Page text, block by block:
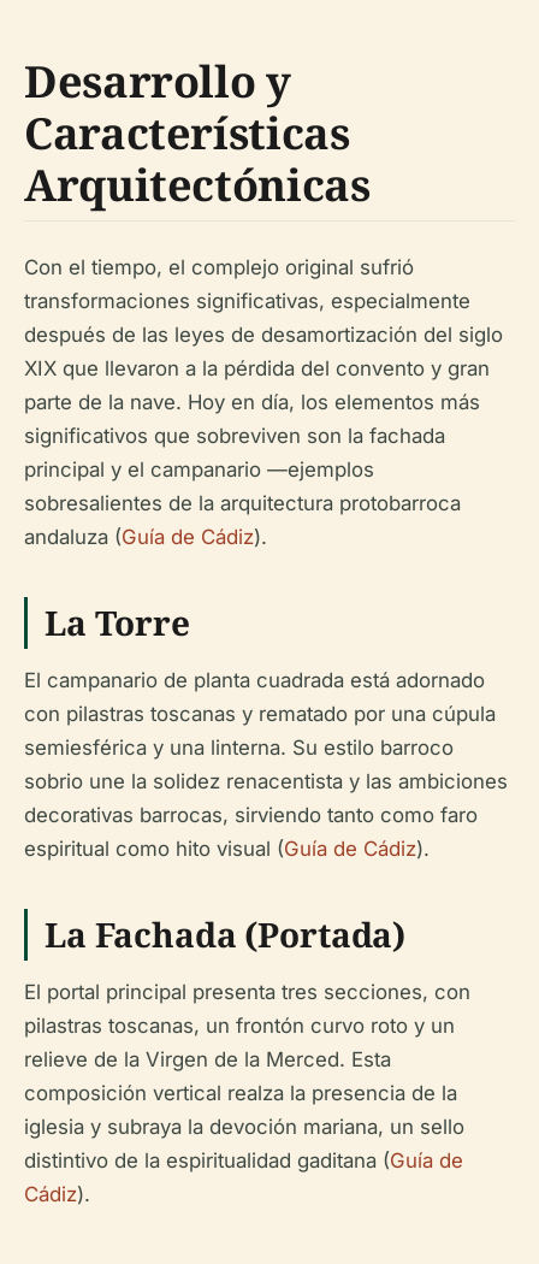
Desarrollo y
Características
Arquitectónicas
Con el tiempo, el complejo original sufrió
transformaciones significativas, especialmente
después de las leyes de desamortización del siglo
XIX que llevaron a la pérdida del convento y gran
parte de la nave. Hoy en día, los elementos más
significativos que sobreviven son la fachada
principal y el campanario —ejemplos
sobresalientes de la arquitectura protobarroca
andaluza (Guía de Cádiz).
La Torre
El campanario de planta cuadrada está adornado
con pilastras toscanas y rematado por una cúpula
semiesférica y una linterna. Su estilo barroco
sobrio une la solidez renacentista y las ambiciones
decorativas barrocas, sirviendo tanto como faro
espiritual como hito visual (Guía de Cádiz).
La Fachada (Portada)
El portal principal presenta tres secciones, con
pilastras toscanas, un frontón curvo roto y un
relieve de la Virgen de la Merced. Esta
composición vertical realza la presencia de la
iglesia y subraya la devoción mariana, un sello
distintivo de la espiritualidad gaditana (Guía de
Cádiz).